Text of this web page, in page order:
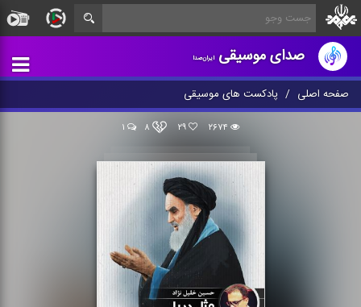
صدای موسیقیایران‌صدا
صفحه اصلی پادکست های موسیقی
۲۶۷۴ ۲۹ ۸ ۱